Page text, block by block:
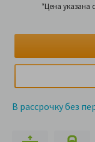
*Цена указана
В рассрочку без